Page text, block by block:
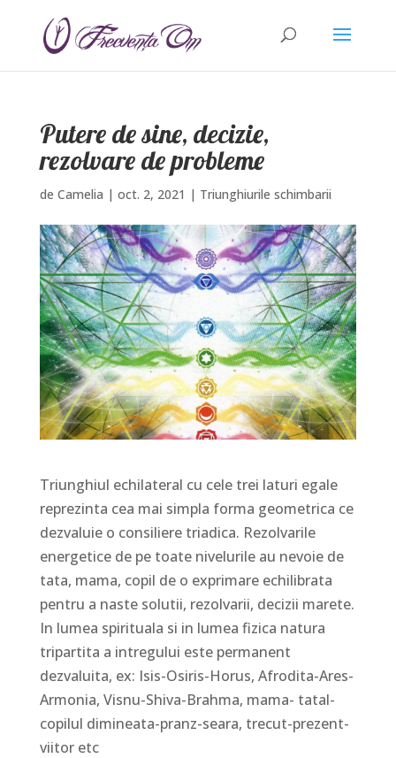
Putere de sine, decizie,
rezolvare de probleme
de Camelia | oct. 2, 2021 | Triunghiurile schimbarii
Triunghiul echilateral cu cele trei laturi egale
reprezinta cea mai simpla forma geometrica ce
dezvaluie o consiliere triadica. Rezolvarile
energetice de pe toate nivelurile au nevoie de
tata, mama, copil de o exprimare echilibrata
pentru a naste solutii, rezolvarii, decizii marete.
In lumea spirituala si in lumea fizica natura
tripartita a intregului este permanent
dezvaluita, ex: Isis-Osiris-Horus, Afrodita-Ares-
Armonia, Visnu-Shiva-Brahma, mama- tatal-
copilul dimineata-pranz-seara, trecut-prezent-
viitor etc